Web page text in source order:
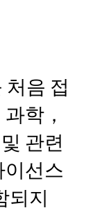
처음 접
학，
관련
이선스
되지